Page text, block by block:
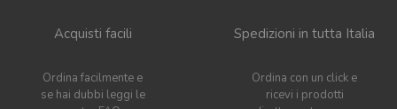
Acquisti facili
Ordina facilmente e
se hai dubbi leggi le
Spedizioni in tutta Italia
Ordina con un click e
ricevi i prodotti